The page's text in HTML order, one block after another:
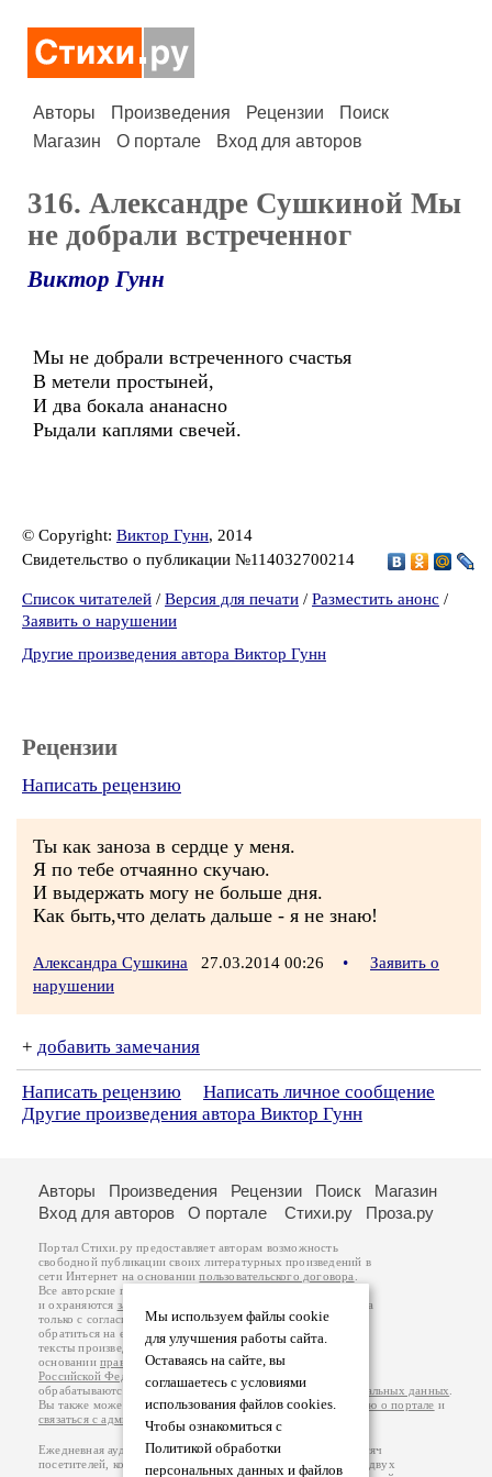
Авторы Произведения Рецензии
Поиск
Магазин
О портале Вход для авторов
316. Александре Сушкиной Мы
не добрали встреченног
Виктор Гунн
Мы не добрали встреченного счастья
В метели простыней,
И два бокала ананасно
Рыдали каплями свечей.
© Copyright: Виктор Гунн, 2014
Свидетельство о публикации №114032700214
Список читателей / Версия для печати / Разместить анонс /
Заявить о нарушении
Другие произведения автора Виктор Гунн
Рецензии
Написать рецензию
Ты как заноза в сердце у меня.
Я по тебе отчаянно скучаю.
И выдержать могу не больше дня.
Как быть,что делать дальше - я не знаю!
Александра Сушкина 27.03.2014 00:26 •
Заявить о
нарушении
+ добавить замечания
Написать рецензию
Написать личное сообщение
Другие произведения автора Виктор Гунн
Мы используем файлы cookie
для улучшения работы сайта.
Оставаясь на сайте, вы
соглашаетесь с условиями
использования файлов cookies.
Чтобы ознакомиться с
Политикой обработки
персональных данных и файлов
Авторы Произведения Рецензии Поиск
Магазин
Вход для авторов
О портале Стихи.ру Проза.ру
Портал Стихи.ру предоставляет авторам возможность
свободной публикации своих литературных произведений в
сети Интернет на основаниипользовательского договора
Все авторские права на произведения принадлежат авторам
и охраняются законом
. Перепечатка произведений возможна
только с согласия его автора, к которому вы можете
обратиться на его авторской странице. Ответственность за
тексты произведений авторы несут самостоятельно на
основанииправил публикацииизаконодательства
Российской Федерации
обрабатываются на основанииПолитики обработки персональных данных
Вы также можете посмотреть более подробнуюинформацию о портале и
связаться с администрацией
Ежедневная аудитория портала Стихи.ру – порядка 200 тысяч
посетителей, которые в общей сумме просматривают более двух